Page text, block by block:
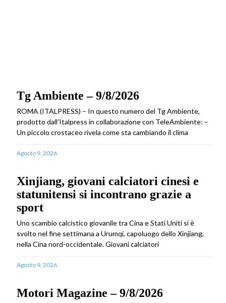
Tg Ambiente – 9/8/2026
ROMA (ITALPRESS) – In questo numero del Tg Ambiente,
prodotto dall’Italpress in collaborazione con TeleAmbiente: –
Un piccolo crostaceo rivela come sta cambiando il clima
Agosto 9, 2026
Xinjiang, giovani calciatori cinesi e
statunitensi si incontrano grazie a
sport
Uno scambio calcistico giovanile tra Cina e Stati Uniti si è
svolto nel fine settimana a Urumqi, capoluogo dello Xinjiang,
nella Cina nord-occidentale. Giovani calciatori
Agosto 9, 2026
Motori Magazine – 9/8/2026